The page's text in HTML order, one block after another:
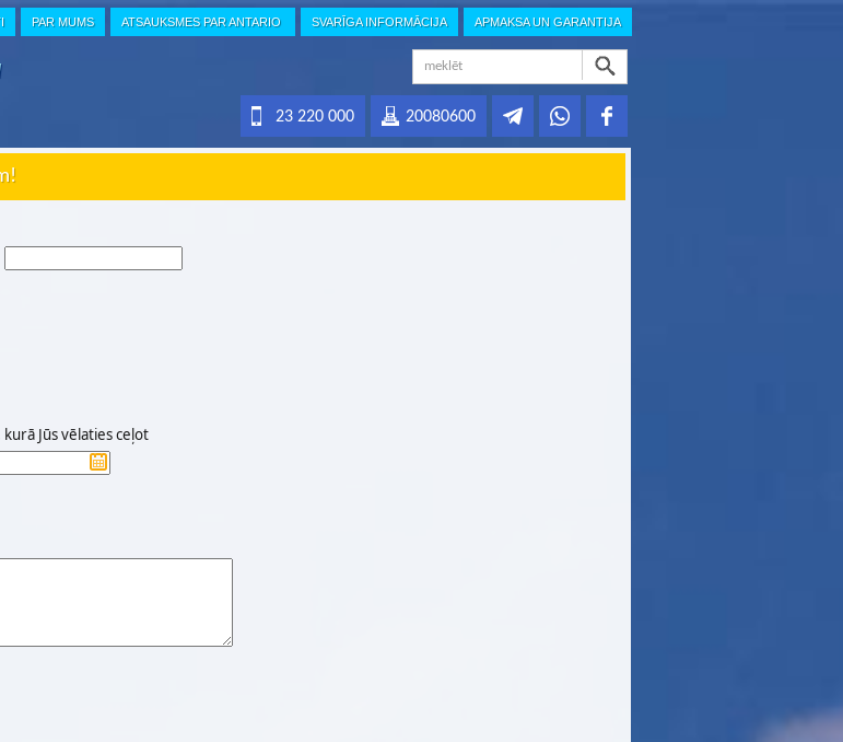
PAR MUMS ATSAUKSMES PAR ANTARIO SVARĪGA INFORMĀCIJA APMAKSA UN GARANTIJA
20080600
23 220 000
Jūs vēlaties ceļot